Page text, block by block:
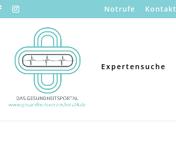
Notrufe Kontakt
Expertensuche